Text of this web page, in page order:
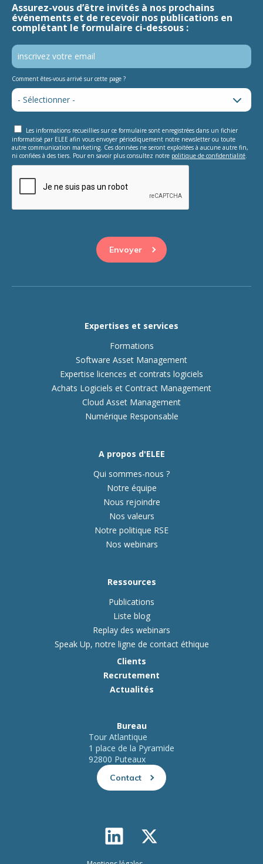
Assurez-vous d’être invités à nos prochains
événements et de recevoir nos publications en
complétant le formulaire ci-dessous :
Comment êtes-vous arrivé sur cette page ?
Les informations recueillies sur ce formulaire sont enregistrées dans un fichier
informatisé par ELEE afin vous envoyer périodiquement notre newsletter ou toute
autre communication marketing. Ces données ne seront exploitées à aucune autre fin,
ni confiées à des tiers. Pour en savoir plus consultez notre politique de confidentialité
Expertises et services
Formations
Software Asset Management
Expertise licences et contrats logiciels
Achats Logiciels et Contract Management
Cloud Asset Management
Numérique Responsable
A propos d'ELEE
Qui sommes-nous ?
Notre équipe
Nous rejoindre
Nos valeurs
Notre politique RSE
Nos webinars
Ressources
Publications
Liste blog
Replay des webinars
Speak Up, notre ligne de contact éthique
Clients
Recrutement
Actualités
Bureau
Tour Atlantique
1 place de la Pyramide
92800 Puteaux
Contact